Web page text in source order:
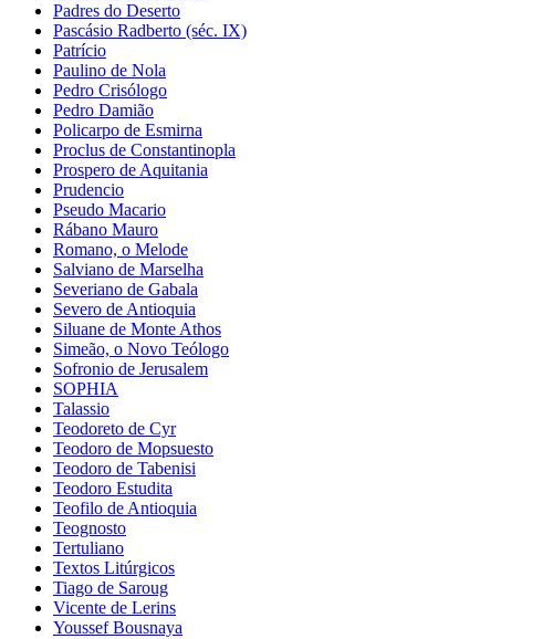
Padres do Deserto
Pascásio Radberto (séc. IX)
Patrício
Paulino de Nola
Pedro Crisólogo
Pedro Damião
Policarpo de Esmirna
Proclus de Constantinopla
Prospero de Aquitania
Prudencio
Pseudo Macario
Rábano Mauro
Romano, o Melode
Salviano de Marselha
Severiano de Gabala
Severo de Antioquia
Siluane de Monte Athos
Simeão, o Novo Teólogo
Sofronio de Jerusalem
SOPHIA
Talassio
Teodoreto de Cyr
Teodoro de Mopsuesto
Teodoro de Tabenisi
Teodoro Estudita
Teofilo de Antioquia
Teognosto
Tertuliano
Textos Litúrgicos
Tiago de Saroug
Vicente de Lerins
Youssef Bousnaya